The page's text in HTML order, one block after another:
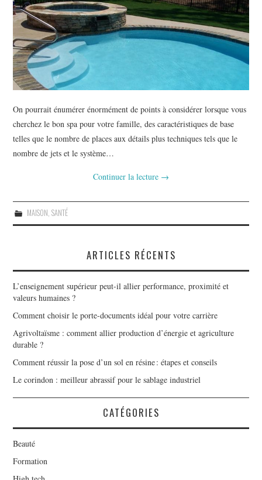
On pourrait énumérer énormément de points à considérer lorsque vous
cherchez le bon spa pour votre famille, des caractéristiques de base
telles que le nombre de places aux détails plus techniques tels que le
nombre de jets et le système…
Continuer la lecture →
MAISON SANTÉ
ARTICLES RÉCENTS
L’enseignement supérieur peut-il allier performance, proximité et
valeurs humaines ?
Comment choisir le porte-documents idéal pour votre carrière
Agrivoltaïsme : comment allier production d’énergie et agriculture
durable ?
Comment réussir la pose d’un sol en résine : étapes et conseils
Le corindon : meilleur abrassif pour le sablage industriel
CATÉGORIES
Beauté
Formation